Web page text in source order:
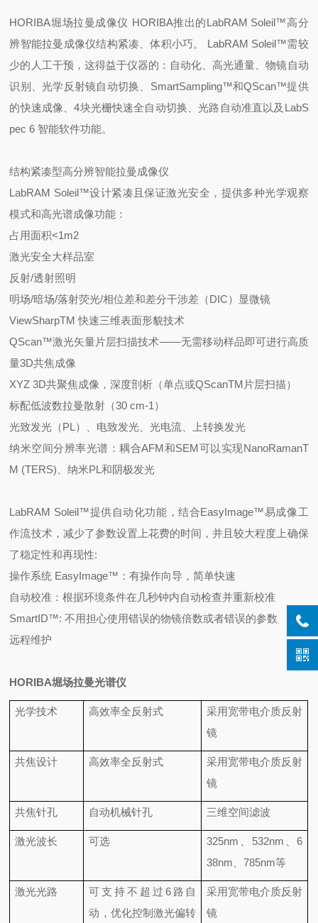
HORIBA堀场拉曼成像仪 HORIBA推出的LabRAM Soleil™高分
辨智能拉曼成像仪结构紧凑、体积小巧。
LabRAM Soleil™需较
少的人工干预，这得益于仪器的：自动化、高光通量、物镜自动
识别、光学反射镜自动切换、 SmartSampling™和QScan™提供
的快速成像、4块光栅快速全自动切换、光路自动准直以及 LabS
pec 6 智能软件功能。
结构紧凑型高分辨智能拉曼成像仪
LabRAM Soleil™设计紧凑且保证激光安全，提供多种光学观察
模式和高光谱成像功能：
占用面积<1m2
激光安全大样品室
反射/透射照明
明场/暗场/落射荧光/相位差和差分干涉差（DIC）显微镜
ViewSharpTM快速三维表面形貌技术
QScan™激光矢量片层扫描技术——无需移动样品即可进行高质
量3D共焦成像
XYZ 3D共聚焦成像，深度剖析（单点或QScanTM 片层扫描）
标配低波数拉曼散射（30 cm-1 ）
光致发光（PL ）、电致发光、光电流、上转换发光
纳米空间分辨率光谱：耦合AFM和SEM可以实现NanoRamanT
M (TERS) 、纳米PL和阴极发光
LabRAM Soleil™提供自动化功能，结合EasyImage™易成像工
作流技术，减少了参数设置上花费的时间，并且较大程度上确保
了稳定性和再现性:
操作系统 EasyImage™ ：有操作向导，简单快速
自动校准：根据环境条件在几秒钟内自动检查并重新校准
SmartID™:不用担心使用错误的物镜倍数或者错误的参数
远程维护
HORIBA堀场拉曼光谱仪
光学技术 高效率全反射式
采用宽带电介质反射
镜
共焦设计 高效率全反射式
采用宽带电介质反射
镜
共焦针孔 自动机械针孔 三维空间滤波
激光波长 可选
325nm、532nm、6
38nm、785nm等
激光光路
可支持不超过6路自
动，优化控制激光偏转
采用宽带电介质反射
镜